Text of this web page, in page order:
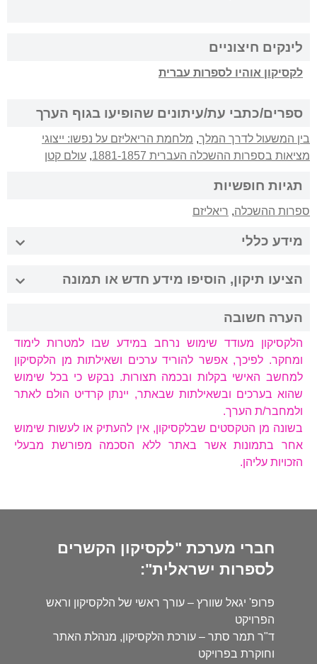
לינקים חיצוניים
לקסיקון אוהיו לספרות עברית
ספרים/כתבי עת/עיתונים שהופיעו בגוף הערך
בין המשעול לדרך המלך, מלחמת הריאליזם על נפשו: ייצוגי
מציאות בספרות ההשכלה העברית 1881-1857
, עולם קטן
תגיות חופשיות
ספרות ההשכלה, ריאליזם
מידע כללי
הציעו תיקון, הוסיפו מידע חדש או תמונה
הערה חשובה
הלקסיקון מעודד שימוש נרחב במידע שבו למטרות לימוד
ומחקר. לפיכך, אפשר להוריד ערכים ושאילתות מן הלקסיקון
למחשב האישי בקלות ובכמה תצורות. נבקש כי בכל שימוש
שהוא בערכים ובשאילתות שבאתר, יינתן קרדיט הולם לאתר
ולמחבר/ת הערך.
בשונה מן הטקסטים שבלקסיקון, אין להעתיק או לעשות שימוש
אחר בתמונות אשר באתר ללא הסכמה מפורשת מבעלי
הזכויות עליהן.
חברי מערכת "לקסיקון הקשרים
לספרות ישראלית":
פרופ' יגאל שוורץ – עורך ראשי של הלקסיקון וראש
הפרויקט
ד"ר תמר סתר – עורכת הלקסיקון, מנהלת האתר
וחוקרת בפרויקט